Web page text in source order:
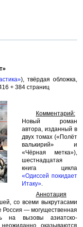
), твёрдая обложка,
+ 384 страниц
Комментарий:
Новый роман
автора, изданный в
двух томах («Полёт
валькирий» и
«Чёрная метка»),
шестнадцатая
книга цикла
«Одиссей покидает
Итаку».
Аннотация
со всеми выкрутасами
Россия — могущественная
на вызовы азиатско-
оказываются